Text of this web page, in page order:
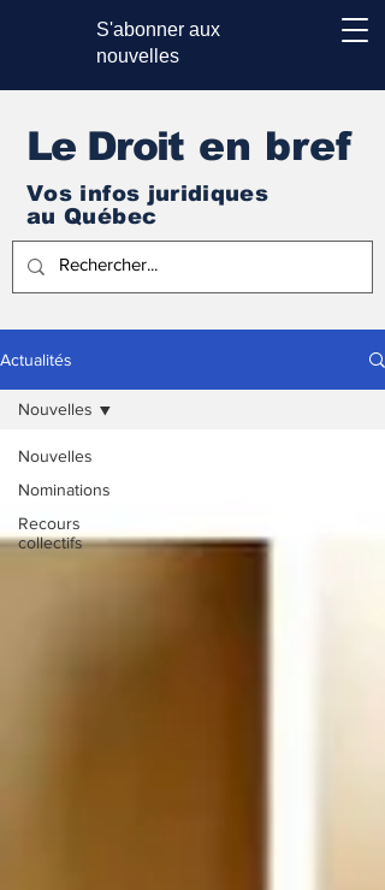
S'abonner aux
nouvelles
Le Droit en bref
Vos infos juridiques
au Québec
Actualités
Nouvelles
Nominations
Recours
collectifs
Nouvelles